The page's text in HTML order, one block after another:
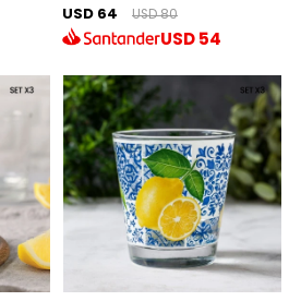
USD 64 USD 80
USD54